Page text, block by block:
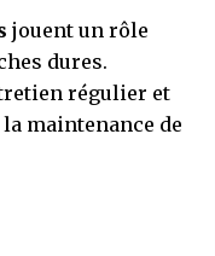
jouent un rôle
dures.
régulier et
maintenance de